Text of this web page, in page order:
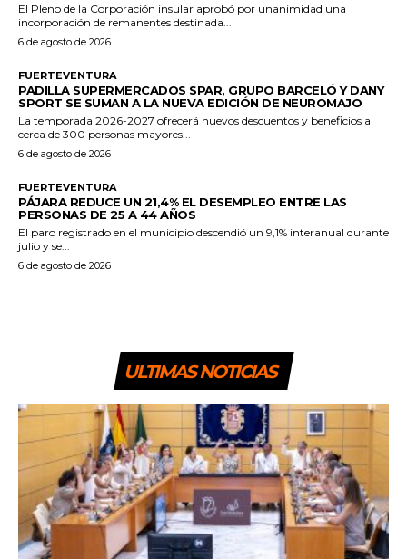
El Pleno de la Corporación insular aprobó por unanimidad una
incorporación de remanentes destinada...
6 de agosto de 2026
FUERTEVENTURA
PADILLA SUPERMERCADOS SPAR, GRUPO BARCELÓ Y DANY
SPORT SE SUMAN A LA NUEVA EDICIÓN DE NEUROMAJO
La temporada 2026-2027 ofrecerá nuevos descuentos y beneficios a
cerca de 300 personas mayores...
6 de agosto de 2026
FUERTEVENTURA
PÁJARA REDUCE UN 21,4% EL DESEMPLEO ENTRE LAS
PERSONAS DE 25 A 44 AÑOS
El paro registrado en el municipio descendió un 9,1% interanual durante
julio y se...
6 de agosto de 2026
ULTIMAS NOTICIAS